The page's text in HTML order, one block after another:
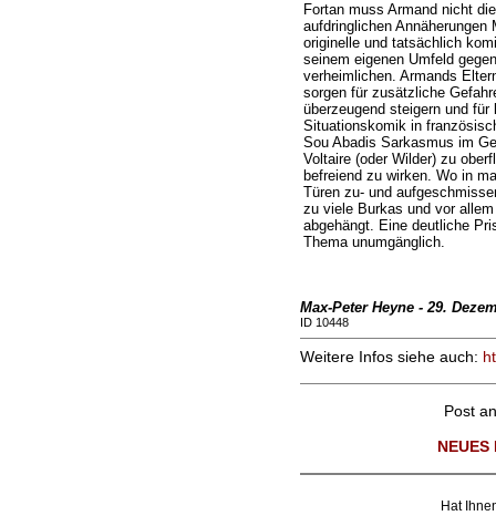
Fortan muss Armand nicht
aufdringlichen Annäherungen
originelle und tatsächlich
seinem eigenen Umfeld
verheimlichen. Armands
sorgen für zusätzliche
überzeugend steigern und
Situationskomik in
Sou Abadis Sarkasmus im
Voltaire (oder Wilder) zu
befreiend zu wirken. Wo in
Türen zu- und
zu viele Burkas und vor
abgehängt. Eine deutliche
Thema unumgänglich.
Max-Peter Heyne - 29.
ID 10448
Weitere Infos siehe auch:
Post
NEUES
Hat